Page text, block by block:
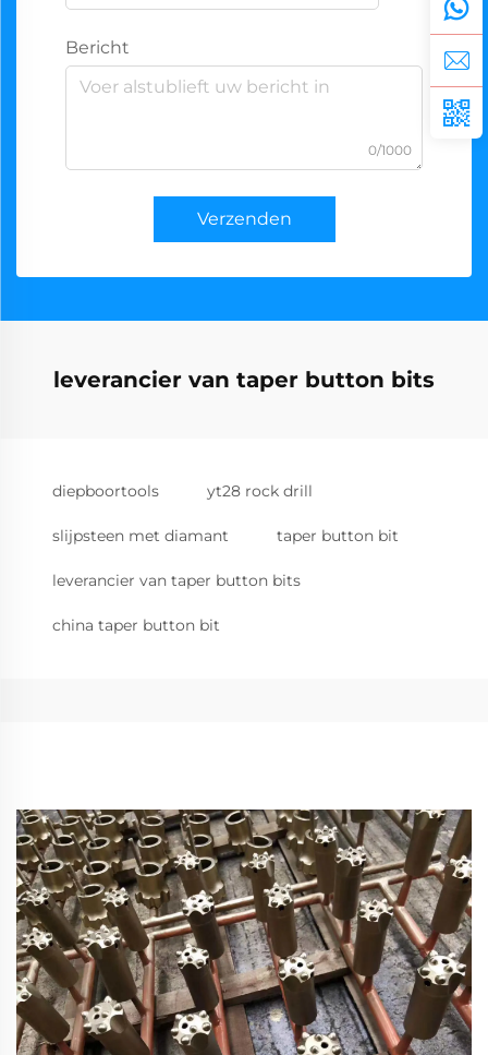
Bericht
0/1000
Verzenden
leverancier van taper button bits
diepboortools yt28 rock drill
slijpsteen met diamant taper button bit
leverancier van taper button bits
china taper button bit